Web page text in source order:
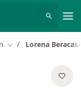
Cambiar de ciudad
Lorena